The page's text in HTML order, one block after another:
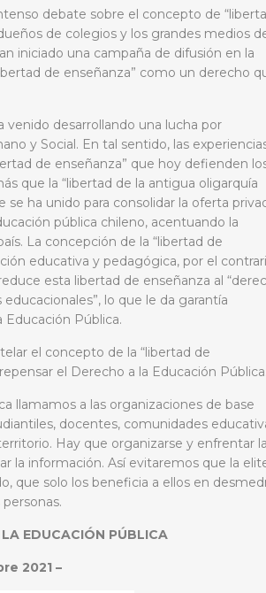
debate sobre el concepto de
de colegios y los grandes medios
iniciado una campaña de difusión en la
de enseñanza” como un derecho
venido desarrollando una lucha por
y Social. En tal sentido, las
de enseñanza” que hoy defienden
que la “libertad de la antigua oligarquía
se ha unido para consolidar la oferta
pública chileno, acentuando la
La concepción de la “libertad de
educativa y pedagógica, por el
esta libertad de enseñanza al
lo que le da garantía
Educación Pública.
el concepto de la “libertad de
el Derecho a la Educación
llamamos a las organizaciones de base
docentes, comunidades
Hay que organizarse y enfrentar la
la información. Así evitaremos que la
que solo los beneficia a ellos en
EDUCACIÓN PÚBLICA
2021 –